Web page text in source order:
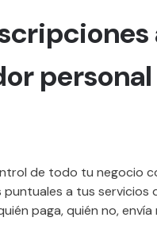
personal
de todo tu negocio
a tus servicios
paga, quién no,